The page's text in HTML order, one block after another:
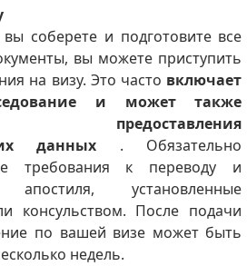
соберете и подготовите все
вы можете приступить
на визу. Это часто включает
и может также
предоставления
данных . Обязательно
требования к переводу и
апостиля, установленные
консульством. После подачи
по вашей визе может быть
недель.